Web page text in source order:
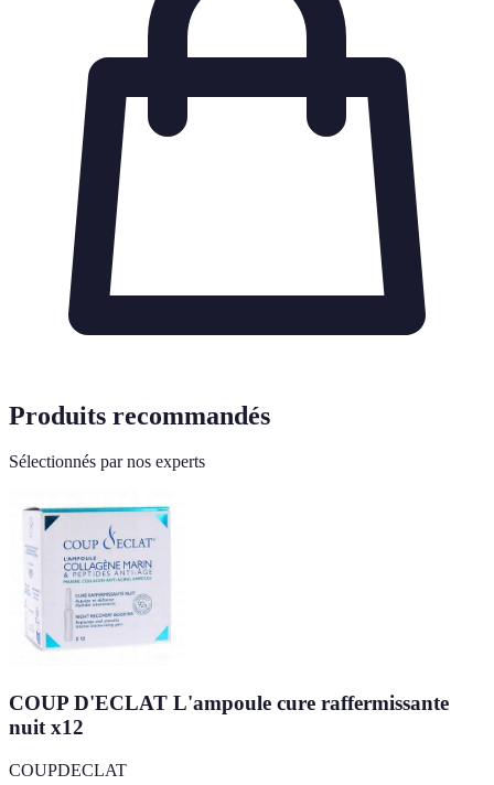
Produits recommandés
Sélectionnés par nos experts
COUP D'ECLAT L'ampoule cure raffermissante
nuit x12
COUPDECLAT